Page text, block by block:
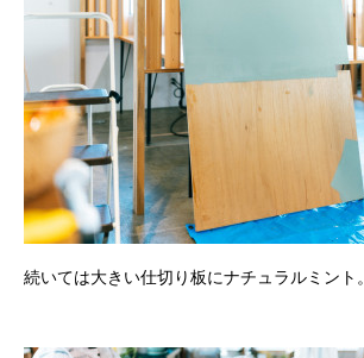
続いては大きい仕切り板にナチュラルミント。